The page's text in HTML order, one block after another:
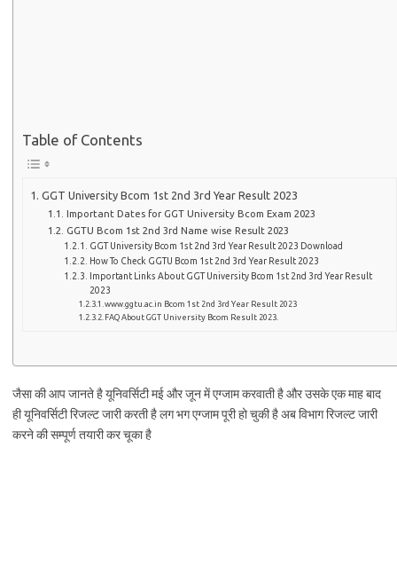
Table of Contents
GGT University Bcom 1st 2nd 3rd Year Result 2023
Important Dates for GGT University Bcom Exam 2023
GGTU Bcom 1st 2nd 3rd Name wise Result 2023
GGT University Bcom 1st 2nd 3rd Year Result 2023 Download
How To Check GGTU Bcom 1st 2nd 3rd Year Result 2023
Important Links About GGT University Bcom 1st 2nd 3rd Year Result
2023
www.ggtu.ac.in Bcom 1st 2nd 3rd Year Result 2023
FAQ About GGT University Bcom Result 2023.
जैसा की आप जानते है यूनिवर्सिटी मई और जून में एग्जाम करवाती है और उसके एक माह बाद
ही यूनिवर्सिटी रिजल्ट जारी करती है लग भग एग्जाम पूरी हो चुकी है अब विभाग रिजल्ट जारी
करने की सम्पूर्ण तयारी कर चूका है